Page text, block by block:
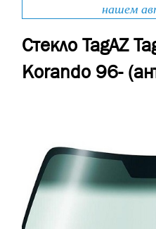
нашем
Стекло TagAZ
Korando 96-